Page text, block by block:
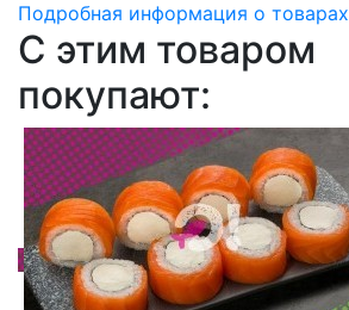
Подробная информация о товарах
C этим товаром
покупают: